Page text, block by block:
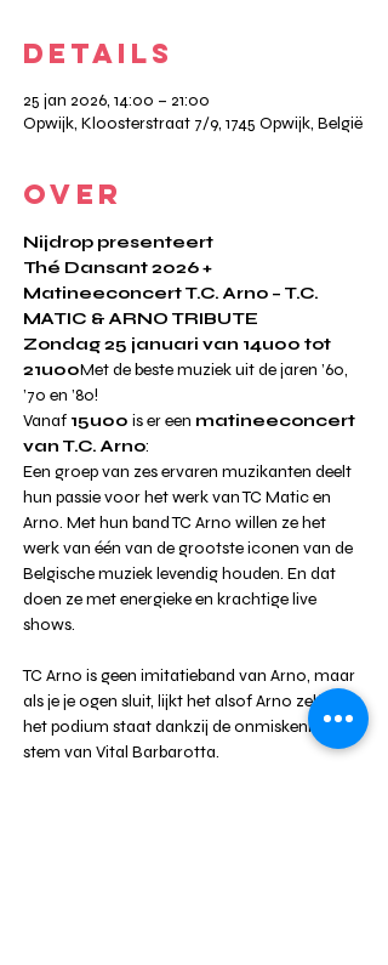
DETAILS
25 jan 2026, 14:00 – 21:00
Opwijk, Kloosterstraat 7/9, 1745 Opwijk, België
OVER
Nijdrop presenteert
Thé Dansant 2026 +
Matineeconcert T.C. Arno – T.C.
MATIC & ARNO TRIBUTE
Zondag 25 januari van 14u00 tot
21u00Met de beste muziek uit de jaren ’60,
’70 en ’80!
Vanaf 15u00 is er een matineeconcert
van T.C. Arno:
Een groep van zes ervaren muzikanten deelt
hun passie voor het werk van TC Matic en
Arno. Met hun band TC Arno willen ze het
werk van één van de grootste iconen van de
Belgische muziek levendig houden. En dat
doen ze met energieke en krachtige live
shows.
TC Arno is geen imitatieband van Arno, maar
als je je ogen sluit, lijkt het alsof Arno zelf op
het podium staat dankzij de onmiskenbare
stem van Vital Barbarotta.